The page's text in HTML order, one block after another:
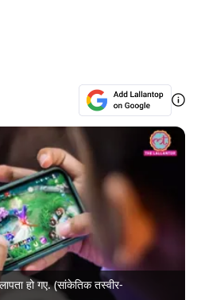
हो गए. (सांकेतिक तस्वीर-